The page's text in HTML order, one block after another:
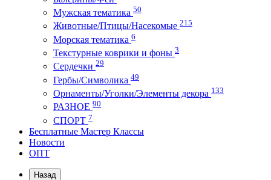
Мужская тематика 50
Животные/Птицы/Насекомые 215
Морская тематика 6
Текстурные коврики и фоны 3
Сердечки 29
Гербы/Символика 49
Орнаменты/Уголки/Элементы декора 133
РАЗНОЕ 90
СПОРТ 7
Бесплатные Мастер Классы
Новости
ОПТ
Назад